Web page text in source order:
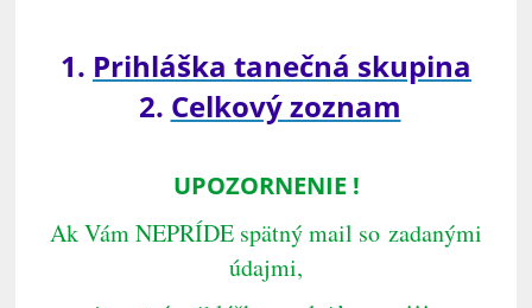
1. Prihláška tanečná skupina
2. Celkový zoznam
UPOZORNENIE !
Ak Vám NEPRÍDE spätný mail so zadanými
údajmi,